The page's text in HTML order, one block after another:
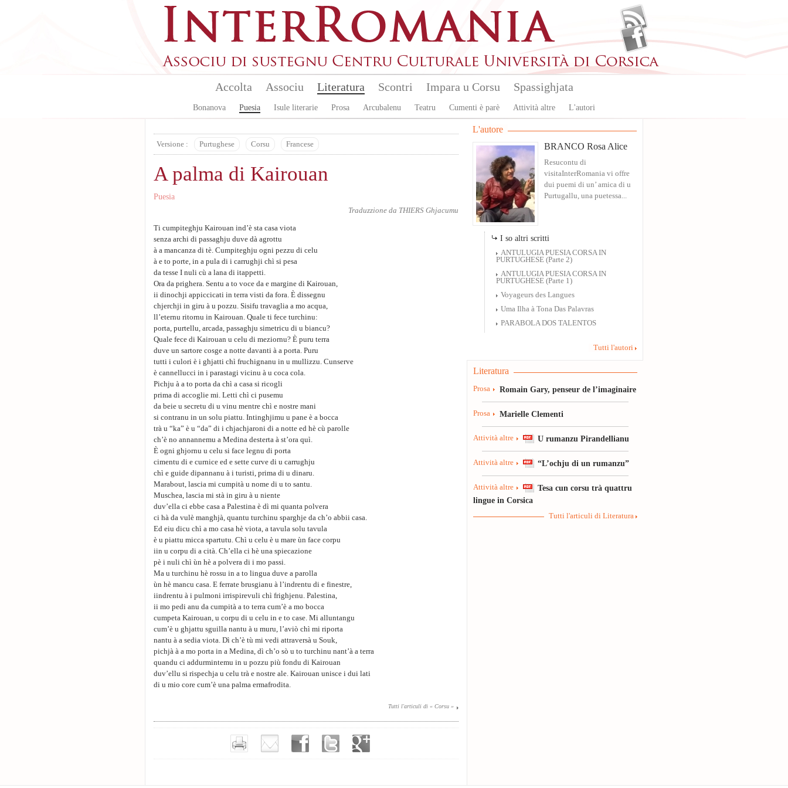
Accolta Associu Literatura
Bonanova Puesia Isule literarie Prosa Arcubalenu Teatru Cumenti è parè Attività altre L'autori
Scontri Impara u Corsu Spassighjata
Versione : Purtughese Corsu Francese
A palma di Kairouan
Puesia
Traduzzione da THIERS Ghjacumu
Ti cumpiteghju Kairouan ind’è sta casa viota
senza archi di passaghju duve dà agrottu
à a mancanza di tè. Cumpiteghju ogni pezzu di celu
à e to porte, in a pula di i carrughji chì si pesa
da tesse I nuli cù a lana di itappetti.
Ora da prighera. Sentu a to voce da e margine di Kairouan,
ii dinochji appiccicati in terra visti da fora. È dissegnu
chjerchji in giru à u pozzu. Sisifu travaglia a mo acqua,
ll’eternu ritornu in Kairouan. Quale ti fece turchinu:
porta, purtellu, arcada, passaghju simetricu di u biancu?
Quale fece di Kairouan u celu di meziornu? È puru terra
duve un sartore cosge a notte davanti à a porta. Puru
tutti i culori è i ghjatti chì fruchignanu in u mullizzu. Cunserve
è cannellucci in i parastagi vicinu à u coca cola.
Pichju à a to porta da chì a casa si ricogli
prima di accoglie mi. Letti chì ci pusemu
da beie u secretu di u vinu mentre chì e nostre mani
si contranu in un solu piattu. Intinghjimu u pane è a bocca
trà u “ka” è u “da” di i chjachjaroni di a notte ed hè cù parolle
ch’è no annannemu a Medina desterta à st’ora quì.
È ogni ghjornu u celu si face legnu di porta
cimentu di e curnice ed e sette curve di u carrughju
chì e guide dipannanu à i turisti, prima di u dinaru.
Marabout, lascia mi cumpità u nome di u to santu.
Muschea, lascia mi stà in giru à u niente
duv’ella ci ebbe casa a Palestina è dì mi quanta polvera
ci hà da vulè manghjà, quantu turchinu sparghje da ch’o abbii casa.
Ed eiu dicu chì a mo casa hè viota, a tavula solu tavula
è u piattu micca spartutu. Chì u celu è u mare ùn face corpu
iin u corpu di a cità. Ch’ella ci hè una spiecazione
pè i nuli chì ùn hè a polvera di i mo passi.
Ma u turchinu hè rossu in a to lingua duve a parolla
ùn hè mancu casa. E ferrate brusgianu à l’indrentu di e finestre,
iindrentu à i pulmoni irrispirevuli chì frighjenu. Palestina,
ii mo pedi anu da cumpità a to terra cum’è a mo bocca
cumpeta Kairouan, u corpu di u celu in e to case. Mi alluntangu
cum’è u ghjattu sguilla nantu à u muru, l’aviò chì mi riporta
nantu à a sedia viota. Dì ch’è tù mi vedi attraversà u Souk,
pichjà à a mo porta in a Medina, dì ch’o sò u to turchinu nant’à a terra
quandu ci addurmintemu in u pozzu più fondu di Kairouan
duv’ellu si rispechja u celu trà e nostre ale. Kairouan unisce i dui lati
di u mio core cum’è una palma ermafrodita.
Tutti l'articuli di « Corsu »
L'autore
BRANCO Rosa Alice
Resucontu di
visitaInterRomania vi offre
dui puemi di un’ amica di u
Purtugallu, una puetessa...
I so altri scritti
ANTULUGIA PUESIA CORSA IN
PURTUGHESE (Parte 2)
ANTULUGIA PUESIA CORSA IN
PURTUGHESE (Parte 1)
Voyageurs des Langues
Uma Ilha à Tona Das Palavras
PARABOLA DOS TALENTOS
Tutti l'autori
Literatura
Prosa Romain Gary, penseur de l’imaginaire
Prosa Marielle Clementi
Attività altre U rumanzu Pirandellianu
Attività altre “L’ochju di un rumanzu”
Attività altre
Tesa cun corsu trà quattru
lingue in Corsica
Tutti l'articuli di Literatura